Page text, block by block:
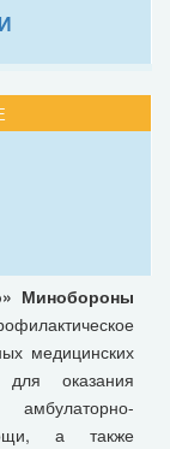
Минобороны
медицинских
оказания
а также